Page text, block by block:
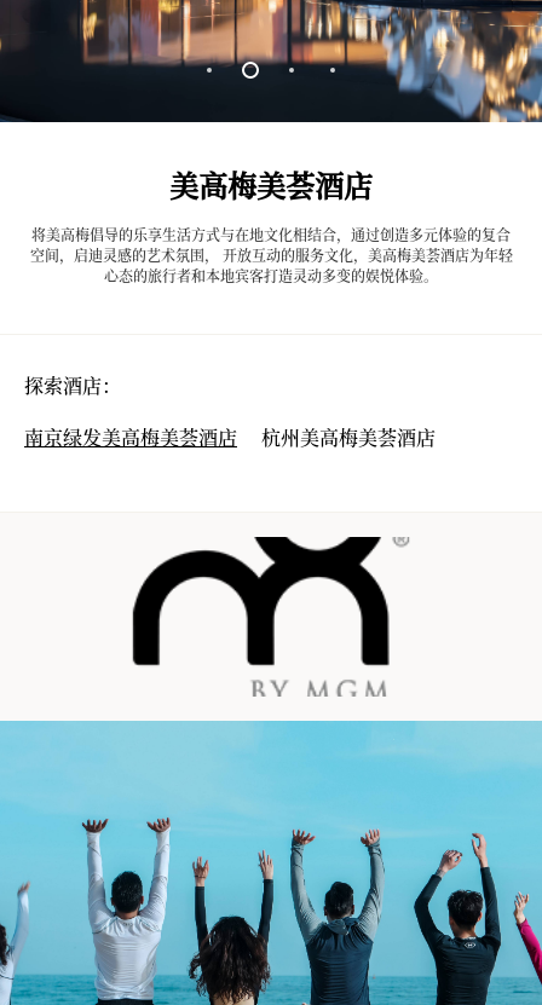
美高梅美荟酒店
将美高梅倡导的乐享生活方式与在地文化相结合，通过创造多元体验的复合
空间，启迪灵感的艺术氛围， 开放互动的服务文化，美高梅美荟酒店为年轻
心态的旅行者和本地宾客打造灵动多变的娱悦体验。
探索酒店：
南京绿发美高梅美荟酒店
杭州美高梅美荟酒店